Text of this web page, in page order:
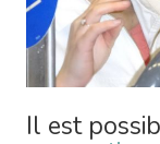
Il est